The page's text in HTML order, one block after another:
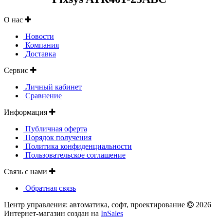
О нас
Новости
Компания
Доставка
Сервис
Личный кабинет
Сравнение
Информация
Публичная оферта
Порядок получения
Политика конфиденциальности
Пользовательское соглашение
Связь с нами
Обратная связь
Центр управления: автоматика, софт, проектирование
2026
Интернет-магазин создан на InSales